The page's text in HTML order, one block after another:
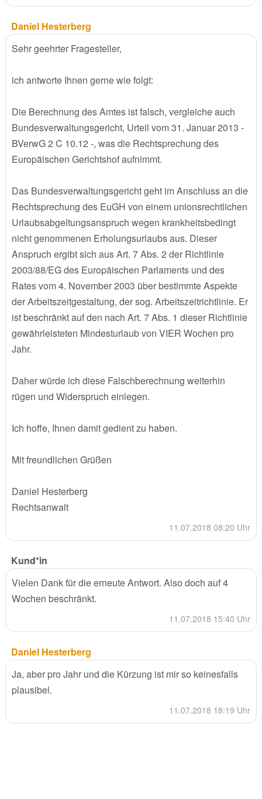
Daniel Hesterberg
Sehr geehrter Fragesteller,
ich antworte Ihnen gerne wie folgt:
Die Berechnung des Amtes ist falsch, vergleiche auch
Bundesverwaltungsgericht, Urteil vom 31. Januar 2013 -
BVerwG 2 C 10.12 -, was die Rechtsprechung des
Europäischen Gerichtshof aufnimmt.
Das Bundesverwaltungsgericht geht im Anschluss an die
Rechtsprechung des EuGH von einem unionsrechtlichen
Urlaubsabgeltungsanspruch wegen krankheitsbedingt
nicht genommenen Erholungsurlaubs aus. Dieser
Anspruch ergibt sich aus Art. 7 Abs. 2 der Richtlinie
2003/88/EG des Europäischen Parlaments und des
Rates vom 4. November 2003 über bestimmte Aspekte
der Arbeitszeitgestaltung, der sog. Arbeitszeitrichtlinie. Er
ist beschränkt auf den nach Art. 7 Abs. 1 dieser Richtlinie
gewährleisteten Mindesturlaub von VIER Wochen pro
Jahr.
Daher würde ich diese Falschberechnung weiterhin
rügen und Widerspruch einlegen.
Ich hoffe, Ihnen damit gedient zu haben.
Mit freundlichen Grüßen
Daniel Hesterberg
Rechtsanwalt
11.07.2018 08:20 Uhr
Kund*in
Vielen Dank für die erneute Antwort. Also doch auf 4
Wochen beschränkt.
11.07.2018 15:40 Uhr
Daniel Hesterberg
Ja, aber pro Jahr und die Kürzung ist mir so keinesfalls
plausibel.
11.07.2018 18:19 Uhr